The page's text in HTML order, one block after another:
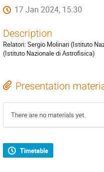
17 Jan 2024, 15:30
Description
Relatori: Sergio Molinari (Istituto
(Istituto Nazionale di Astrofisica)
Presentation
There are no materials yet.
Timetable